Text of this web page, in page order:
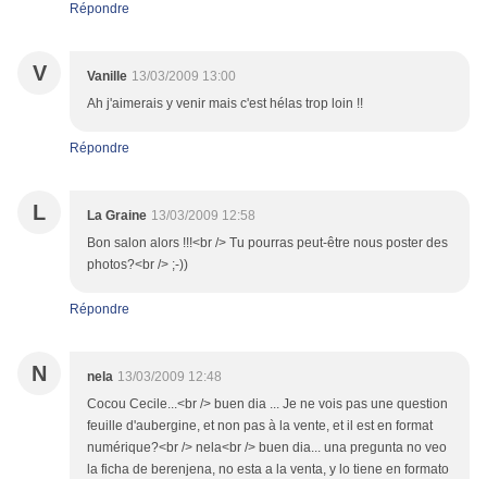
Répondre
V Vanille 13/03/2009 13:00
Ah j'aimerais y venir mais c'est hélas trop loin !!
Répondre
L La Graine 13/03/2009 12:58
Bon salon alors !!!<br /> Tu pourras peut-être nous poster des
photos?<br /> ;-))
Répondre
N nela 13/03/2009 12:48
Cocou Cecile...<br /> buen dia ... Je ne vois pas une question
feuille d'aubergine, et non pas à la vente, et il est en format
numérique?<br /> nela<br /> buen dia... una pregunta no veo
la ficha de berenjena, no esta a la venta, y lo tiene en formato